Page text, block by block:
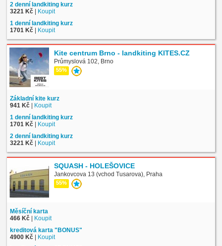
2 denní landkiting kurz
3221 Kč | Koupit
1 denní landkiting kurz
1701 Kč | Koupit
Kite centrum Brno - landkiting KITES.CZ
Průmyslová 102, Brno
55%
Základní kite kurz
941 Kč | Koupit
1 denní landkiting kurz
1701 Kč | Koupit
2 denní landkiting kurz
3221 Kč | Koupit
SQUASH - HOLEŠOVICE
Jankovcova 13 (vchod Tusarova), Praha
55%
Měsíční karta
466 Kč | Koupit
kreditová karta "BONUS"
4900 Kč | Koupit